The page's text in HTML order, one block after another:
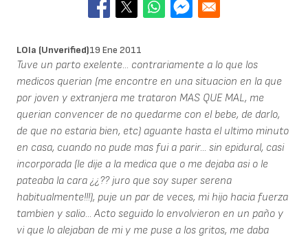
LOla (unverified)19 Ene 2011
Tuve un parto exelente... contrariamente a lo que los
medicos querian (me encontre en una situacion en la que
por joven y extranjera me trataron MAS QUE MAL, me
querian convencer de no quedarme con el bebe, de darlo,
de que no estaria bien, etc) aguante hasta el ultimo minuto
en casa, cuando no pude mas fui a parir... sin epidural, casi
incorporada (le dije a la medica que o me dejaba asi o le
pateaba la cara ¿¿?? juro que soy super serena
habitualmente!!!), puje un par de veces, mi hijo hacia fuerza
tambien y salio... Acto seguido lo envolvieron en un paño y
vi que lo alejaban de mi y me puse a los gritos, me daba